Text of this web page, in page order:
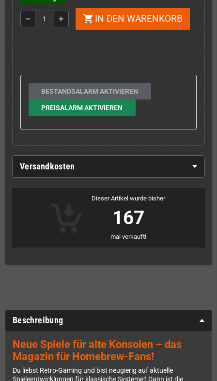
remove add shopping_cart IN DEN WARENKORB
BESTANDSALARM AKTIVIEREN
PREISALARM AKTIVIEREN
Versandkosten
Dieser Artikel wurde bisher
167
mal verkauft!
Beschreibung
Neue Spiele für alte Konsolen – das
Magazin für Homebrew-Fans!
Du liebst Retro-Gaming und bist neugierig auf aktuelle